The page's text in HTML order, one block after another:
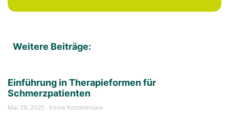
Weitere Beiträge:
Einführung in Therapieformen für
Schmerzpatienten
Mai 29, 2025 Keine Kommentare